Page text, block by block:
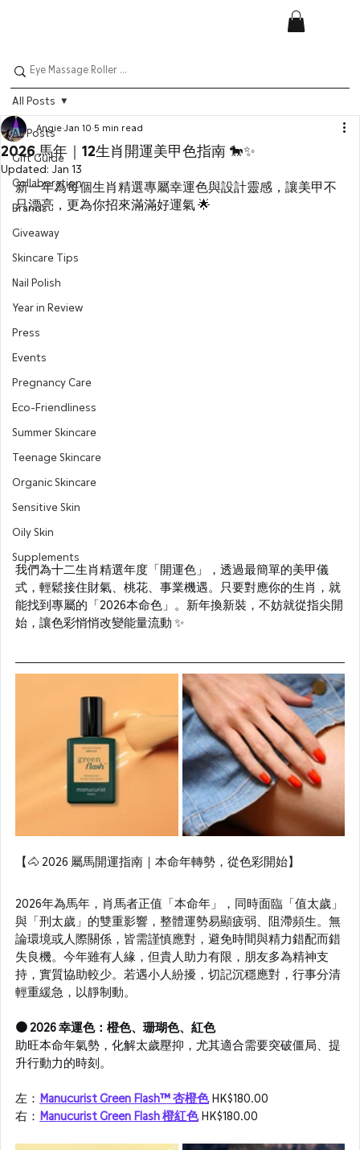
All Posts
Gift Guide
Collaboration
Brands
Giveaway
Skincare Tips
Nail Polish
Year in Review
Press
Events
Pregnancy Care
Eco-Friendliness
Summer Skincare
Teenage Skincare
Organic Skincare
Sensitive Skin
Oily Skin
Supplements
All Posts
2026 馬年｜12生肖開運美甲色指南 🐎✨
AngieJan 10 5 min read
Updated: Jan 13
新一年為每個生肖精選專屬幸運色與設計靈感，讓美甲不
只漂亮，更為你招來滿滿好運氣 🌟
我們為十二生肖精選年度「開運色」，透過最簡單的美甲儀
式，輕鬆接住財氣、桃花、事業機遇。只要對應你的生肖，就
能找到專屬的「2026本命色」。新年換新裝，不妨就從指尖開
始，讓色彩悄悄改變能量流動 ✨
【🐴 2026 屬馬開運指南｜本命年轉勢，從色彩開始】
2026年為馬年，肖馬者正值「本命年」，同時面臨「值太歲」
與「刑太歲」的雙重影響，整體運勢易顯疲弱、阻滯頻生。無
論環境或人際關係，皆需謹慎應對，避免時間與精力錯配而錯
失良機。今年雖有人緣，但貴人助力有限，朋友多為精神支
持，實質協助較少。若遇小人紛擾，切記沉穩應對，行事分清
輕重緩急，以靜制動。
🟠 2026 幸運色：橙色、珊瑚色、紅色
助旺本命年氣勢，化解太歲壓抑，尤其適合需要突破僵局、提
升行動力的時刻。
左： Manucurist Green Flash™ 杏橙色 HK$180.00
右： Manucurist Green Flash 橙紅色HK$180.00